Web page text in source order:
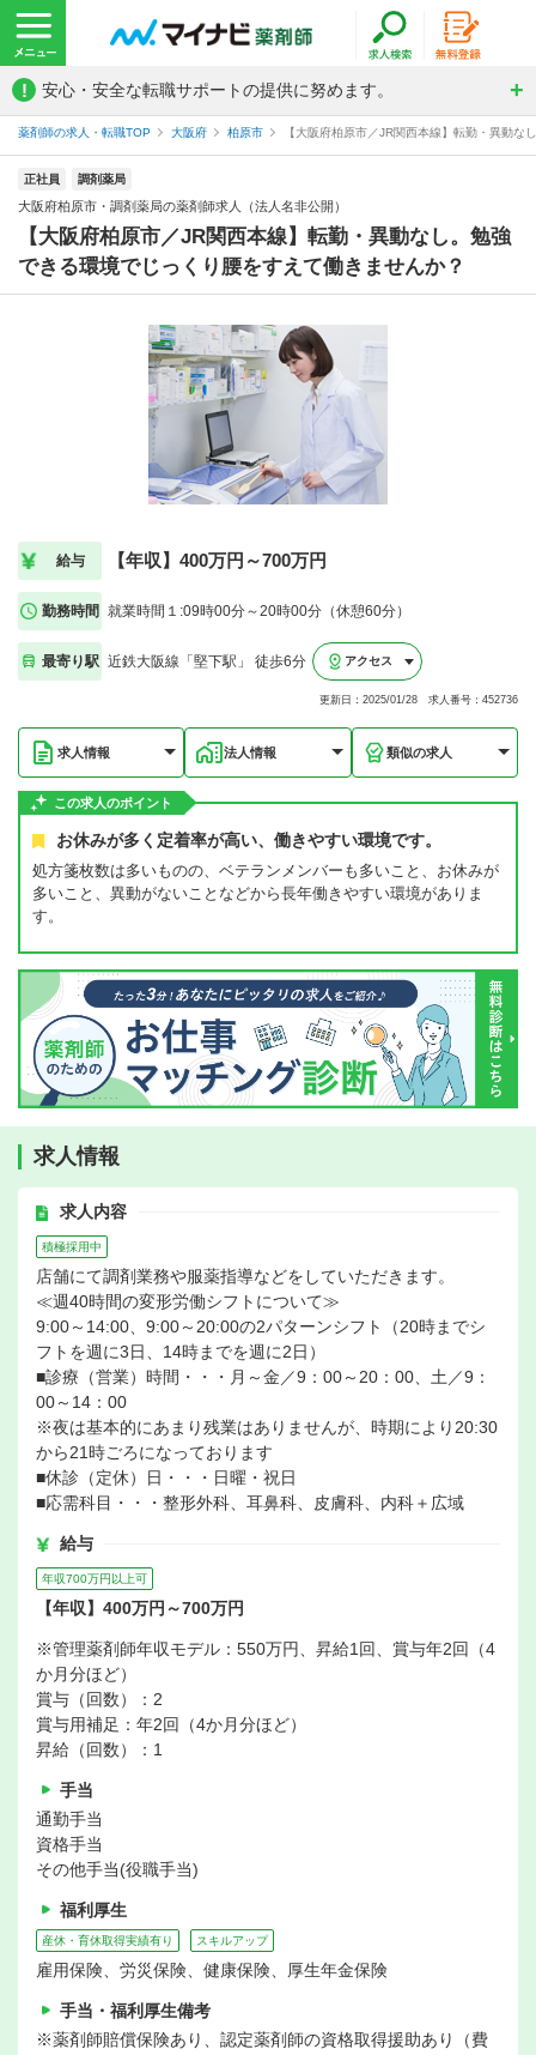
! 安心・安全な転職サポートの提供に努めます。
薬剤師の求人・転職TOP 大阪府 柏原市 【大阪府柏原市／JR関西本線】転勤・異動
正社員 調剤薬局
大阪府柏原市・調剤薬局の薬剤師求人（法人名非公開）
【大阪府柏原市／JR関西本線】転勤・異動なし。勉強
できる環境でじっくり腰をすえて働きませんか？
給与 【年収】400万円～700万円
勤務時間 就業時間１:09時00分～20時00分（休憩60分）
最寄り駅 近鉄大阪線「堅下駅」 徒歩6分 アクセス
更新日：2025/01/28 求人番号：452736
求人情報 法人情報 類似の求人
この求人のポイント
お休みが多く定着率が高い、働きやすい環境です。
処方箋枚数は多いものの、ベテランメンバーも多いこと、お休みが
多いこと、異動がないことなどから長年働きやすい環境がありま
す。
求人情報
求人内容
積極採用中
店舗にて調剤業務や服薬指導などをしていただきます。
≪週40時間の変形労働シフトについて≫
9:00～14:00、9:00～20:00の2パターンシフト（20時までシ
フトを週に3日、14時までを週に2日）
■診療（営業）時間・・・月～金／9：00～20：00、土／9：
00～14：00
※夜は基本的にあまり残業はありませんが、時期により20:30
から21時ごろになっております
■休診（定休）日・・・日曜・祝日
■応需科目・・・整形外科、耳鼻科、皮膚科、内科＋広域
給与
年収700万円以上可
【年収】400万円～700万円
※管理薬剤師年収モデル：550万円、昇給1回、賞与年2回（4
か月分ほど）
賞与（回数）：2
賞与用補足：年2回（4か月分ほど）
昇給（回数）：1
手当
通勤手当
資格手当
その他手当(役職手当)
福利厚生
産休・育休取得実績有り スキルアップ
雇用保険、労災保険、健康保険、厚生年金保険
手当・福利厚生備考
※薬剤師賠償保険あり、認定薬剤師の資格取得援助あり（費